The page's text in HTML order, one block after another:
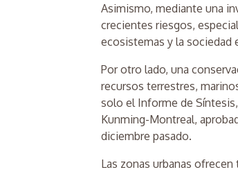
Asimismo, mediante una
crecientes riesgos,
ecosistemas y la sociedad
Por otro lado, una
recursos terrestres,
solo el Informe de
Kunming-Montreal,
diciembre pasado.
Las zonas urbanas